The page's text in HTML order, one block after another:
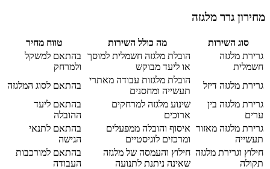
מחירון גרר מלגזה
סוג השירות מה כולל השירות
טווח מחיר
גרירת מלגזה
חשמלית
הובלת מלגזה חשמלית למוסך
או ליעד מבוקש
בהתאם למשקל
ולמרחק
גרירת מלגזה דיזל
הובלת מלגזות עבודה מאתרי
תעשייה ומחסנים
בהתאם לסוג המלגזה
גרירת מלגזה בין
ערים
שינוע מלגזה למרחקים
ארוכים
בהתאם ליעד
ההובלה
גרירת מלגזה מאזור
תעשייה
איסוף והובלה ממפעלים
ומרכזים לוגיסטיים
בהתאם לתנאי
הגישה
חילוץ וגרירת מלגזה
תקולה
חילוץ והעמסה של מלגזה
שאינה ניתנת לתנועה
בהתאם למורכבות
העבודה